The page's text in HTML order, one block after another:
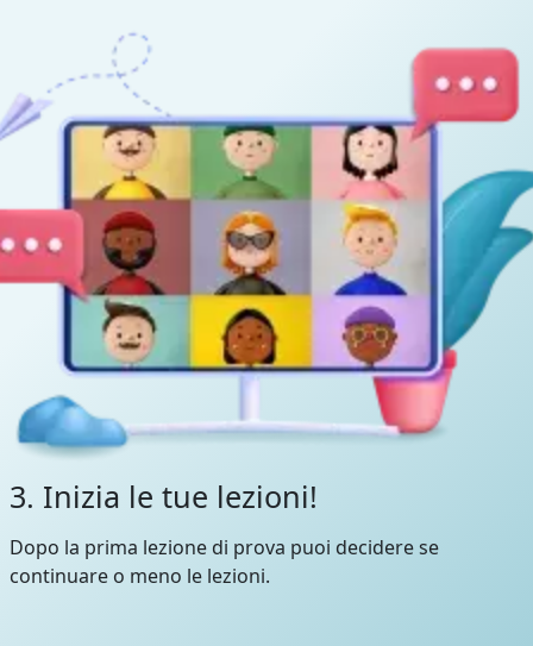
3. Inizia le tue lezioni!
Dopo la prima lezione di prova puoi decidere se
continuare o meno le lezioni.